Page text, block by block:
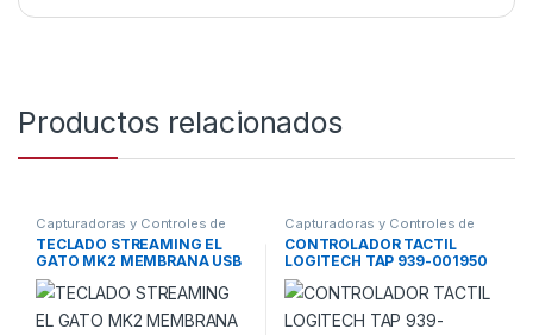
Productos relacionados
Capturadoras y Controles de
Stream
TECLADO STREAMING EL
GATO MK2 MEMBRANA USB
VARIOS WHITE 10GBA9911
Capturadoras y Controles de
Stream
CONTROLADOR TACTIL
LOGITECH TAP 939-001950
NEGRO